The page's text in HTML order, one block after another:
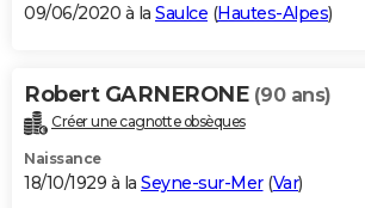
09/06/2020 à la Saulce (Hautes-Alpes)
Robert GARNERONE (90 ans)
Créer une cagnotte obsèques
Naissance
18/10/1929 à la Seyne-sur-Mer(Var)